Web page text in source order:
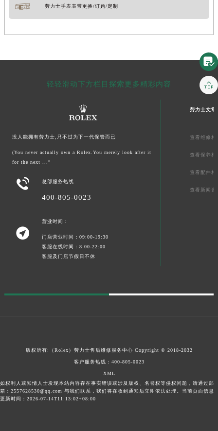
劳力士手表表带更换/订购/定制
轻轻滑动下方栏目探索更多精彩内容
没人能拥有劳力士,只不过为下一代保管而已
(You never actually own a Rolex.You merely look after it
for the next ...”
 总部服务热线
400-805-0023

营业时间：
门店营业时间：09:00-19:30
客服在线时间：8:00-22:00
客服及门店节假日不休
劳力士文章
查看维修相
查看保养相
查看配件相
查看新闻资
版权所有:（Rolex） 劳力士售后维修服务中心 Copyright © 2018-2032
客户服务热线： 400-805-0023
XML
如权利人或知情人士发现本站内容存在事实错误或涉及版权、名誉权等侵权问题，请通过邮
箱：2557628530@qq.com 与我们联系，我们将在收到通知后立即依法处理。当前页面信息
更新时间：2026-07-14T11:13:02+08:00

